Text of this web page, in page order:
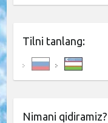
Tilni tanlang:
Nimani qidiramiz?